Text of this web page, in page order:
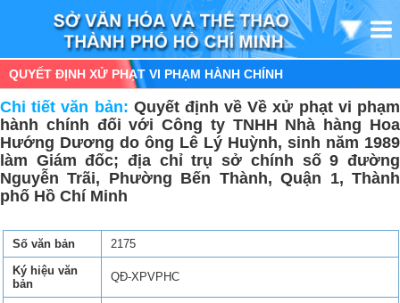
QUYẾT ĐỊNH XỬ PHẠT VI PHẠM HÀNH CHÍNH
Chi tiết văn bản: Quyết định về Về xử phạt vi phạm
hành chính đối với Công ty TNHH Nhà hàng Hoa
Hướng Dương do ông Lê Lý Huỳnh, sinh năm 1989
làm Giám đốc; địa chỉ trụ sở chính số 9 đường
Nguyễn Trãi, Phường Bến Thành, Quận 1, Thành
phố Hồ Chí Minh
Số văn bản
2175
Ký hiệu văn
bản
QĐ-XPVPHC